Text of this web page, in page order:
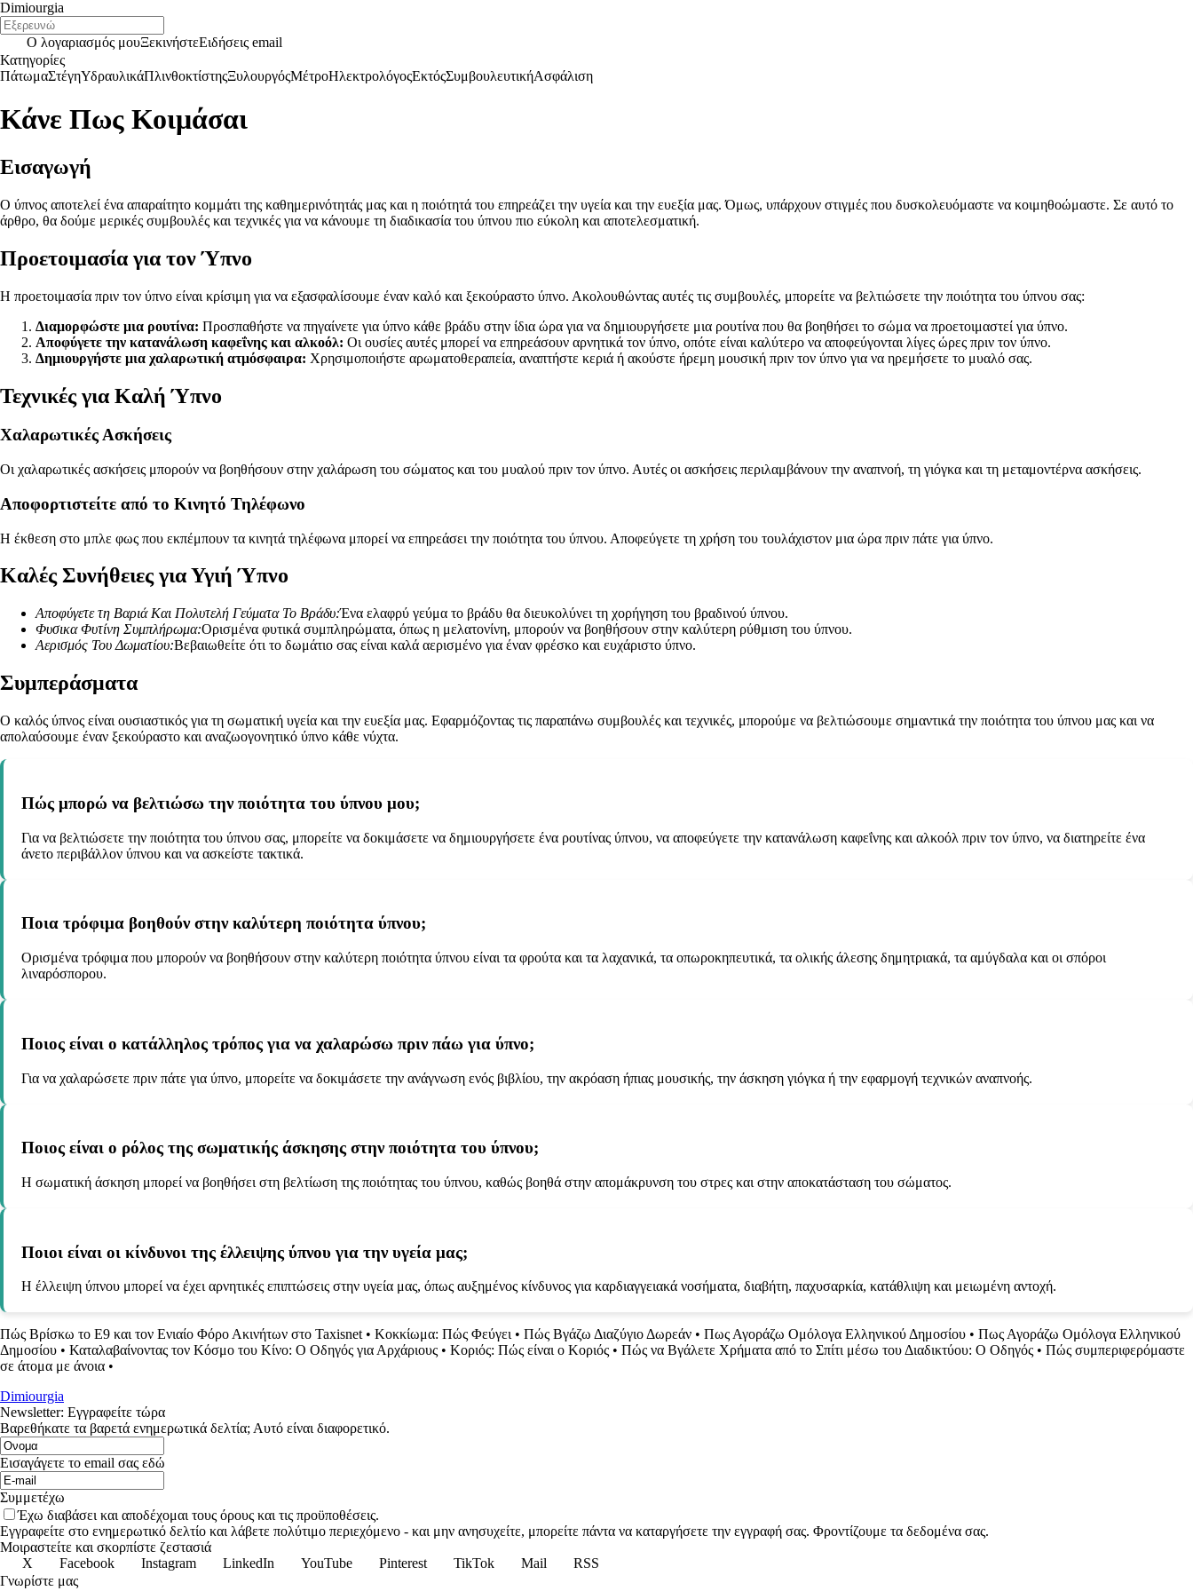
Dimiourgia
Ο λογαριασμός μουΞεκινήστεΕιδήσεις email
Κατηγορίες
ΠάτωμαΣτέγηΥδραυλικάΠλινθοκτίστηςΞυλουργόςΜέτροΗλεκτρολόγοςΕκτόςΣυμβουλευτικήΑσφάλιση
Κάνε Πως Κοιμάσαι
Εισαγωγή
Ο ύπνος αποτελεί ένα απαραίτητο κομμάτι της καθημερινότητάς μας και η ποιότητά του επηρεάζει την υγεία και την ευεξία μας. Όμως, υπάρχουν στιγμές που δυσκολευόμαστε να κοιμηθοώμαστε. Σε αυτό το
άρθρο, θα δούμε μερικές συμβουλές και τεχνικές για να κάνουμε τη διαδικασία του ύπνου πιο εύκολη και αποτελεσματική.
Προετοιμασία για τον Ύπνο
Η προετοιμασία πριν τον ύπνο είναι κρίσιμη για να εξασφαλίσουμε έναν καλό και ξεκούραστο ύπνο. Ακολουθώντας αυτές τις συμβουλές, μπορείτε να βελτιώσετε την ποιότητα του ύπνου σας:
Διαμορφώστε μια ρουτίνα: Προσπαθήστε να πηγαίνετε για ύπνο κάθε βράδυ στην ίδια ώρα για να δημιουργήσετε μια ρουτίνα που θα βοηθήσει το σώμα να προετοιμαστεί για ύπνο.
Αποφύγετε την κατανάλωση καφεΐνης και αλκοόλ: Οι ουσίες αυτές μπορεί να επηρεάσουν αρνητικά τον ύπνο, οπότε είναι καλύτερο να αποφεύγονται λίγες ώρες πριν τον ύπνο.
Δημιουργήστε μια χαλαρωτική ατμόσφαιρα: Χρησιμοποιήστε αρωματοθεραπεία, αναπτήστε κεριά ή ακούστε ήρεμη μουσική πριν τον ύπνο για να ηρεμήσετε το μυαλό σας.
Τεχνικές για Καλή Ύπνο
Χαλαρωτικές Ασκήσεις
Οι χαλαρωτικές ασκήσεις μπορούν να βοηθήσουν στην χαλάρωση του σώματος και του μυαλού πριν τον ύπνο. Αυτές οι ασκήσεις περιλαμβάνουν την αναπνοή, τη γιόγκα και τη μεταμοντέρνα ασκήσεις.
Αποφορτιστείτε από το Κινητό Τηλέφωνο
Η έκθεση στο μπλε φως που εκπέμπουν τα κινητά τηλέφωνα μπορεί να επηρεάσει την ποιότητα του ύπνου. Αποφεύγετε τη χρήση του τουλάχιστον μια ώρα πριν πάτε για ύπνο.
Καλές Συνήθειες για Υγιή Ύπνο
Αποφύγετε τη Βαριά Και Πολυτελή Γεύματα Το Βράδυ:Ένα ελαφρύ γεύμα το βράδυ θα διευκολύνει τη χορήγηση του βραδινού ύπνου.
Φυσικα Φυτίνη Συμπλήρωμα:Ορισμένα φυτικά συμπληρώματα, όπως η μελατονίνη, μπορούν να βοηθήσουν στην καλύτερη ρύθμιση του ύπνου.
Αερισμός Του Δωματίου:Βεβαιωθείτε ότι το δωμάτιο σας είναι καλά αερισμένο για έναν φρέσκο και ευχάριστο ύπνο.
Συμπεράσματα
Ο καλός ύπνος είναι ουσιαστικός για τη σωματική υγεία και την ευεξία μας. Εφαρμόζοντας τις παραπάνω συμβουλές και τεχνικές, μπορούμε να βελτιώσουμε σημαντικά την ποιότητα του ύπνου μας και να
απολαύσουμε έναν ξεκούραστο και αναζωογονητικό ύπνο κάθε νύχτα.
Πώς μπορώ να βελτιώσω την ποιότητα του ύπνου μου;
Για να βελτιώσετε την ποιότητα του ύπνου σας, μπορείτε να δοκιμάσετε να δημιουργήσετε ένα ρουτίνας ύπνου, να αποφεύγετε την κατανάλωση καφεΐνης και αλκοόλ πριν τον ύπνο, να διατηρείτε ένα
άνετο περιβάλλον ύπνου και να ασκείστε τακτικά.
Ποια τρόφιμα βοηθούν στην καλύτερη ποιότητα ύπνου;
Ορισμένα τρόφιμα που μπορούν να βοηθήσουν στην καλύτερη ποιότητα ύπνου είναι τα φρούτα και τα λαχανικά, τα οπωροκηπευτικά, τα ολικής άλεσης δημητριακά, τα αμύγδαλα και οι σπόροι
λιναρόσπορου.
Ποιος είναι ο κατάλληλος τρόπος για να χαλαρώσω πριν πάω για ύπνο;
Για να χαλαρώσετε πριν πάτε για ύπνο, μπορείτε να δοκιμάσετε την ανάγνωση ενός βιβλίου, την ακρόαση ήπιας μουσικής, την άσκηση γιόγκα ή την εφαρμογή τεχνικών αναπνοής.
Ποιος είναι ο ρόλος της σωματικής άσκησης στην ποιότητα του ύπνου;
Η σωματική άσκηση μπορεί να βοηθήσει στη βελτίωση της ποιότητας του ύπνου, καθώς βοηθά στην απομάκρυνση του στρες και στην αποκατάσταση του σώματος.
Ποιοι είναι οι κίνδυνοι της έλλειψης ύπνου για την υγεία μας;
Η έλλειψη ύπνου μπορεί να έχει αρνητικές επιπτώσεις στην υγεία μας, όπως αυξημένος κίνδυνος για καρδιαγγειακά νοσήματα, διαβήτη, παχυσαρκία, κατάθλιψη και μειωμένη αντοχή.
Πώς Βρίσκω το Ε9 και τον Ενιαίο Φόρο Ακινήτων στο Taxisnet • Κοκκίωμα: Πώς Φεύγει • Πώς Βγάζω Διαζύγιο Δωρεάν • Πως Αγοράζω Ομόλογα Ελληνικού Δημοσίου • Πως Αγοράζω Ομόλογα Ελληνικού
Δημοσίου • Καταλαβαίνοντας τον Κόσμο του Κίνο: Ο Οδηγός για Αρχάριους • Κοριός: Πώς είναι ο Κοριός • Πώς να Βγάλετε Χρήματα από το Σπίτι μέσω του Διαδικτύου: Ο Οδηγός • Πώς συμπεριφερόμαστε
σε άτομα με άνοια •
Dimiourgia
Newsletter: Εγγραφείτε τώρα
Βαρεθήκατε τα βαρετά ενημερωτικά δελτία; Αυτό είναι διαφορετικό.
Εισαγάγετε το email σας εδώ
Συμμετέχω
Έχω διαβάσει και αποδέχομαι τους όρους και τις προϋποθέσεις.
Εγγραφείτε στο ενημερωτικό δελτίο και λάβετε πολύτιμο περιεχόμενο - και μην ανησυχείτε, μπορείτε πάντα να καταργήσετε την εγγραφή σας. Φροντίζουμε τα δεδομένα σας.
Μοιραστείτε και σκορπίστε ζεστασιά
X
Facebook Instagram LinkedIn YouTube Pinterest TikTok Mail
RSS
Γνωρίστε μας